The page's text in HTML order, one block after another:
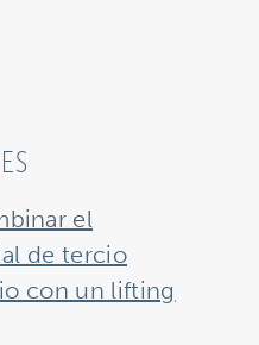
el
de tercio
con un lifting